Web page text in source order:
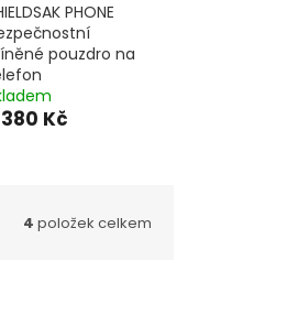
PHONE
pouzdro na
Kč
4 položek celkem